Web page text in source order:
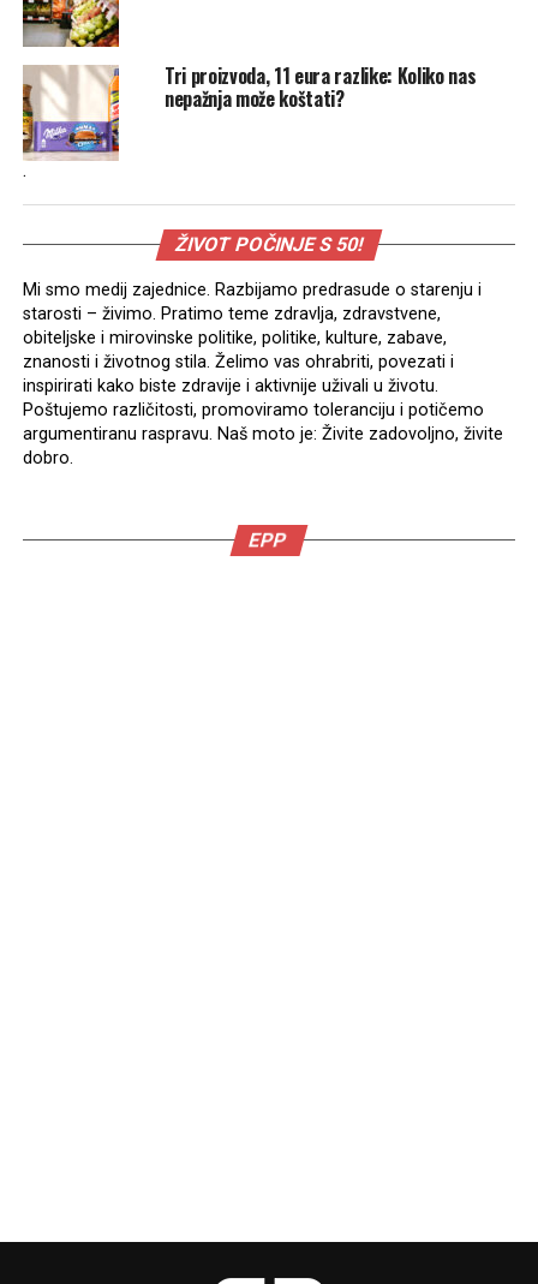
Tri proizvoda, 11 eura razlike: Koliko nas
nepažnja može koštati?
.
ŽIVOT POČINJE S 50!
Mi smo medij zajednice. Razbijamo predrasude o starenju i
starosti – živimo. Pratimo teme zdravlja, zdravstvene,
obiteljske i mirovinske politike, politike, kulture, zabave,
znanosti i životnog stila. Želimo vas ohrabriti, povezati i
inspirirati kako biste zdravije i aktivnije uživali u životu.
Poštujemo različitosti, promoviramo toleranciju i potičemo
argumentiranu raspravu. Naš moto je: Živite zadovoljno, živite
dobro.
EPP